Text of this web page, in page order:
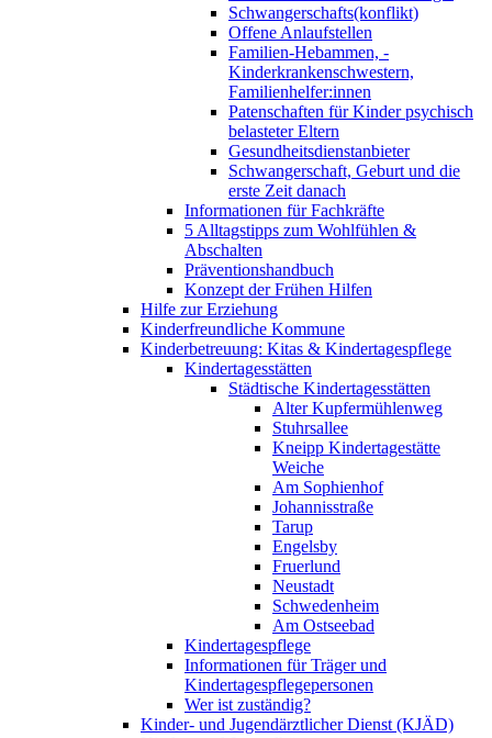
Schwangerschafts(konflikt)
Offene Anlaufstellen
Familien-Hebammen, -
Kinderkrankenschwestern,
Familienhelfer:innen
Patenschaften für Kinder psychisch
belasteter Eltern
Gesundheitsdienstanbieter
Schwangerschaft, Geburt und die
erste Zeit danach
Informationen für Fachkräfte
5 Alltagstipps zum Wohlfühlen &
Abschalten
Präventionshandbuch
Konzept der Frühen Hilfen
Hilfe zur Erziehung
Kinderfreundliche Kommune
Kinderbetreuung: Kitas & Kindertagespflege
Kindertagesstätten
Städtische Kindertagesstätten
Alter Kupfermühlenweg
Stuhrsallee
Kneipp Kindertagestätte
Weiche
Am Sophienhof
Johannisstraße
Tarup
Engelsby
Fruerlund
Neustadt
Schwedenheim
Am Ostseebad
Kindertagespflege
Informationen für Träger und
Kindertagespflegepersonen
Wer ist zuständig?
Kinder- und Jugendärztlicher Dienst (KJÄD)